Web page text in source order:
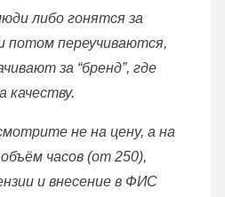
либо гонятся за
потом переучиваются,
за “бренд”, где
качеству.
не на цену, а на
часов (от 250),
и внесение в ФИС